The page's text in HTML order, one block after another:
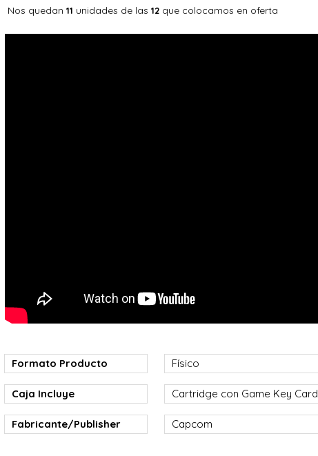
Nos quedan 11 unidades de las 12 que colocamos en oferta
Formato Producto Físico
Caja Incluye Cartridge con Game Key Card
Fabricante/Publisher Capcom